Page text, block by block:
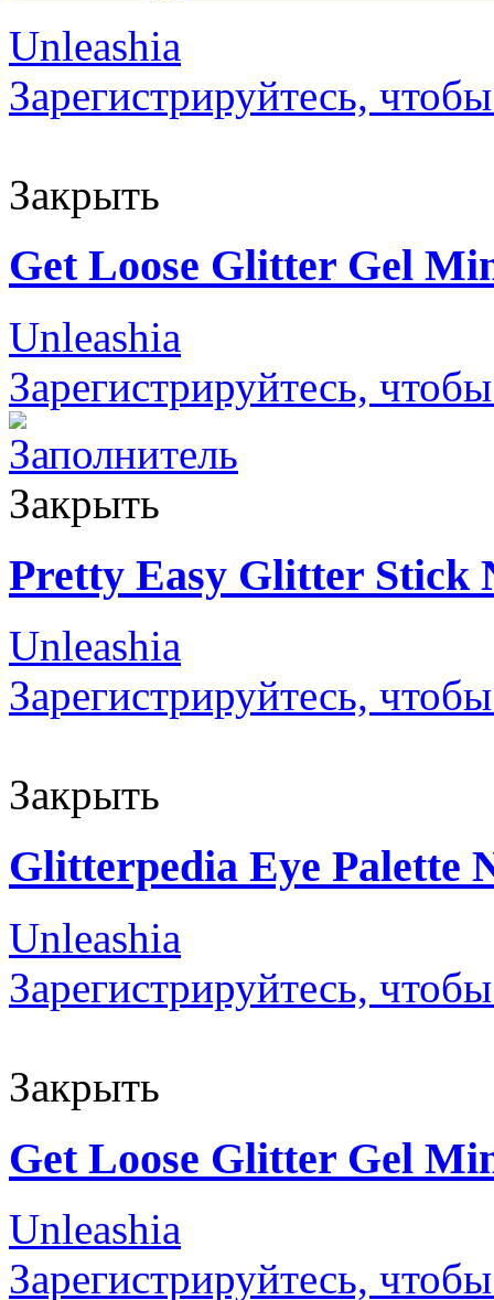
Unleashia
Зарегистрируйтесь,
Закрыть
Get Loose Glitter Gel
Unleashia
Зарегистрируйтесь,
Закрыть
Pretty Easy Glitter Stick
Unleashia
Зарегистрируйтесь,
Закрыть
Glitterpedia Eye Palette
Unleashia
Зарегистрируйтесь,
Закрыть
Get Loose Glitter Gel
Unleashia
Зарегистрируйтесь,